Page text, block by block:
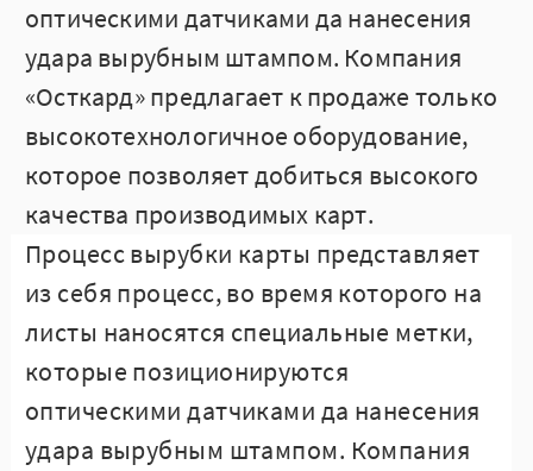
оптическими датчиками да нанесения
удара вырубным штампом. Компания
«Осткард» предлагает к продаже только
высокотехнологичное оборудование,
которое позволяет добиться высокого
качества производимых карт.
Процесс вырубки карты представляет
из себя процесс, во время которого на
листы наносятся специальные метки,
которые позиционируются
оптическими датчиками да нанесения
удара вырубным штампом. Компания